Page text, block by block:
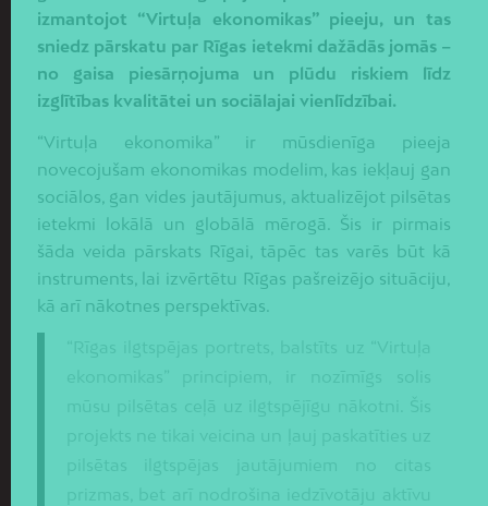
izmantojot “Virtuļa ekonomikas” pieeju, un tas
sniedz pārskatu par Rīgas ietekmi dažādās jomās –
no gaisa piesārņojuma un plūdu riskiem līdz
izglītības kvalitātei un sociālajai vienlīdzībai.
“Virtuļa ekonomika” ir mūsdienīga pieeja
novecojušam ekonomikas modelim, kas iekļauj gan
sociālos, gan vides jautājumus, aktualizējot pilsētas
ietekmi lokālā un globālā mērogā. Šis ir pirmais
šāda veida pārskats Rīgai, tāpēc tas varēs būt kā
instruments, lai izvērtētu Rīgas pašreizējo situāciju,
kā arī nākotnes perspektīvas.